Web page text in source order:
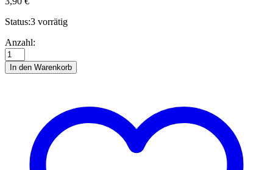
Status:3 vorrätig
Quilling-
Anleitung
-
Ein
Anzahl:
In den Warenkorb